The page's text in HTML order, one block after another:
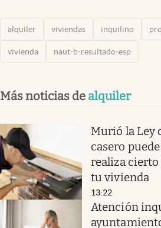
alquiler viviendas inquilino
vivienda naut-b-resultado-esp
Más noticias de alquiler
Murió la Ley
casero
realiza cierto
tu vivienda
13:22
Atención